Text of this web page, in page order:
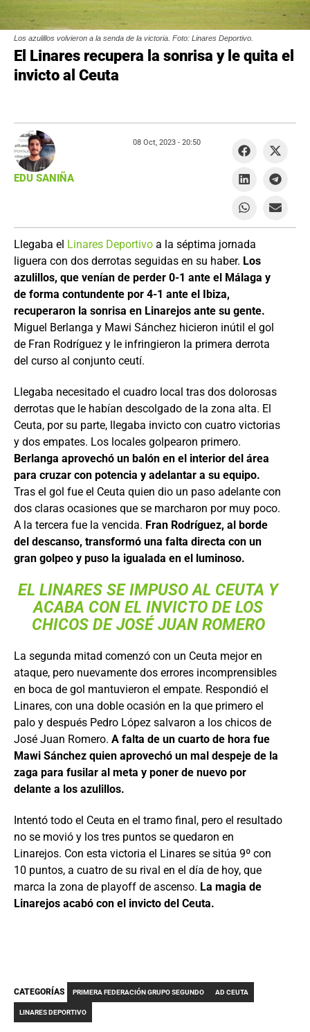
Los azulillos volvieron a la senda de la victoria. Foto: Linares Deportivo.
El Linares recupera la sonrisa y le quita el
invicto al Ceuta
Llegaba el Linares Deportivo a la séptima jornada
liguera con dos derrotas seguidas en su haber. Los
azulillos, que venían de perder 0-1 ante el Málaga y
de forma contundente por 4-1 ante el Ibiza,
recuperaron la sonrisa en Linarejos ante su gente.
Miguel Berlanga y Mawi Sánchez hicieron inútil el gol
de Fran Rodríguez y le infringieron la primera derrota
del curso al conjunto ceutí.
Llegaba necesitado el cuadro local tras dos dolorosas
derrotas que le habían descolgado de la zona alta. El
Ceuta, por su parte, llegaba invicto con cuatro victorias
y dos empates. Los locales golpearon primero.
Berlanga aprovechó un balón en el interior del área
para cruzar con potencia y adelantar a su equipo.
Tras el gol fue el Ceuta quien dio un paso adelante con
dos claras ocasiones que se marcharon por muy poco.
A la tercera fue la vencida. Fran Rodríguez, al borde
del descanso, transformó una falta directa con un
gran golpeo y puso la igualada en el luminoso.
EL LINARES SE IMPUSO AL CEUTA Y
ACABA CON EL INVICTO DE LOS
CHICOS DE JOSÉ JUAN ROMERO
La segunda mitad comenzó con un Ceuta mejor en
ataque, pero nuevamente dos errores incomprensibles
en boca de gol mantuvieron el empate. Respondió el
Linares, con una doble ocasión en la que primero el
palo y después Pedro López salvaron a los chicos de
José Juan Romero. A falta de un cuarto de hora fue
Mawi Sánchez quien aprovechó un mal despeje de la
zaga para fusilar al meta y poner de nuevo por
delante a los azulillos.
Intentó todo el Ceuta en el tramo final, pero el resultado
no se movió y los tres puntos se quedaron en
Linarejos. Con esta victoria el Linares se sitúa 9º con
10 puntos, a cuatro de su rival en el día de hoy, que
marca la zona de playoff de ascenso. La magia de
Linarejos acabó con el invicto del Ceuta.
EDU SANIÑA
08 Oct, 2023 - 20:50
CATEGORÍAS PRIMERA FEDERACIÓN GRUPO SEGUNDO AD CEUTA
LINARES DEPORTIVO